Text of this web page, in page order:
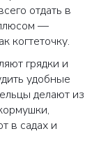
отдать в
—
когтеточку.
грядки и
удобные
делают из
в садах и